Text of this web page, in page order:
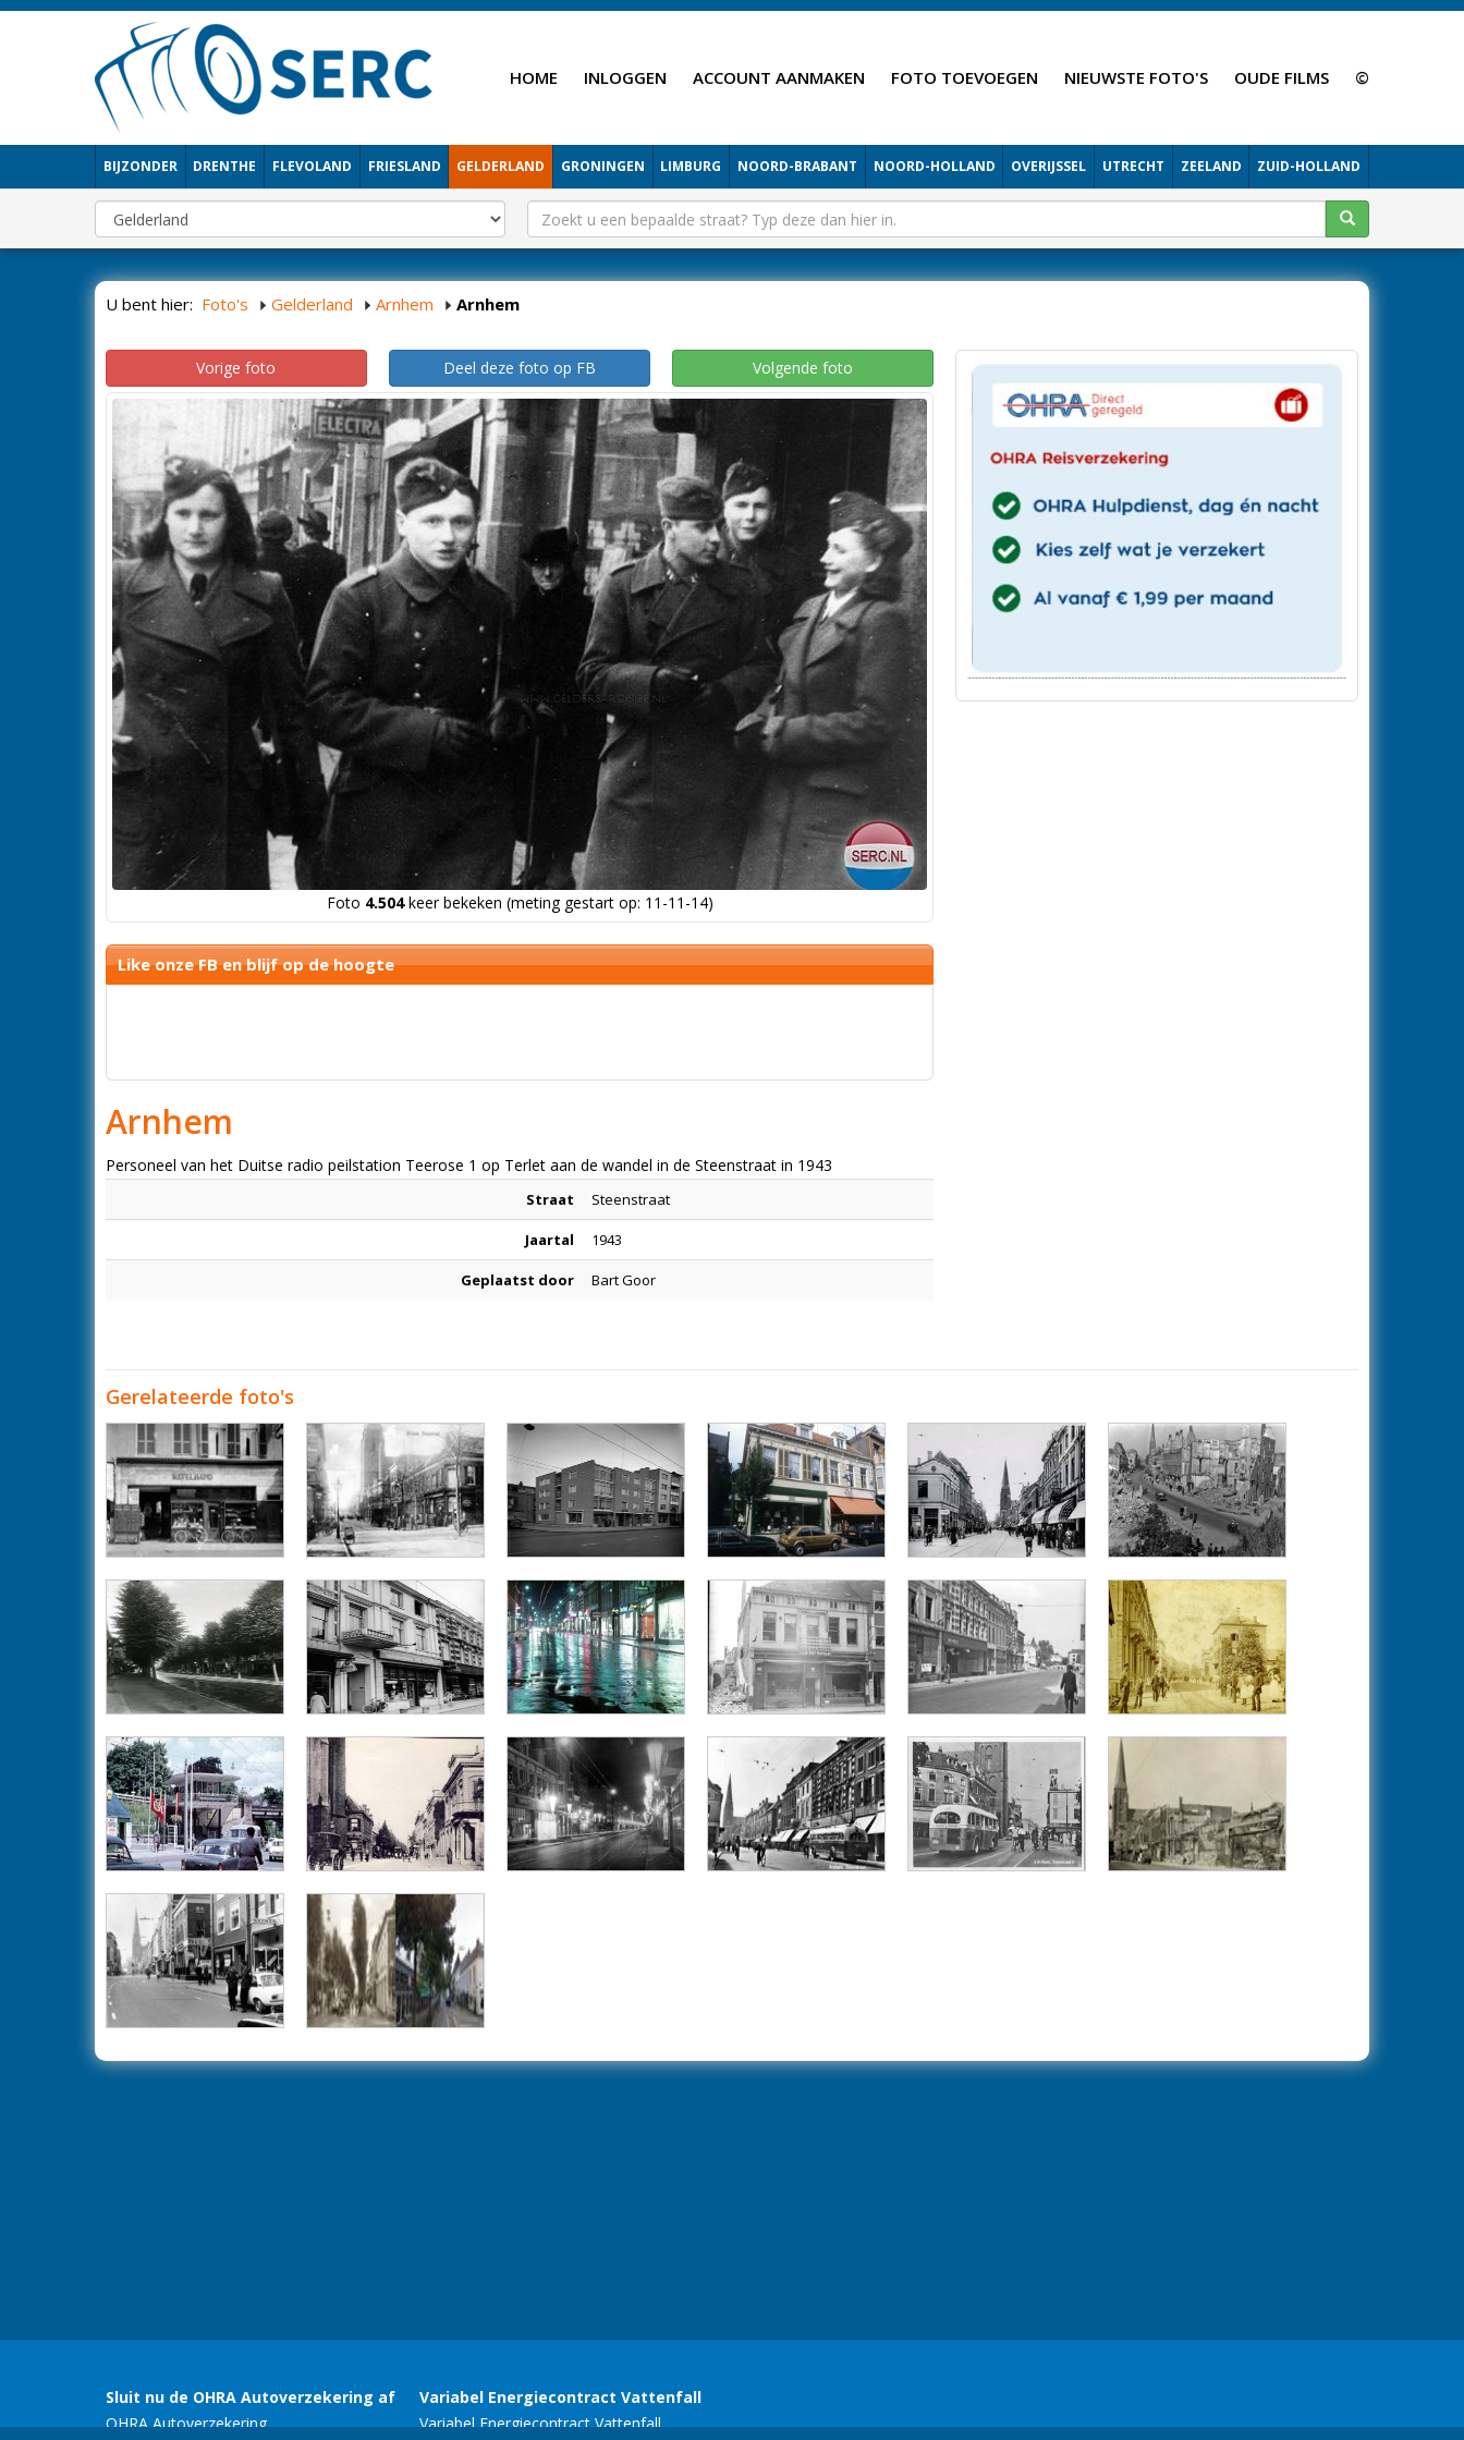
HOME INLOGGEN ACCOUNT AANMAKEN FOTO TOEVOEGEN NIEUWSTE FOTO'S OUDE FILMS ©
BIJZONDER DRENTHE FLEVOLAND FRIESLAND GELDERLAND GRONINGEN LIMBURG NOORD-BRABANT NOORD-HOLLAND OVERIJSSEL UTRECHT ZEELAND ZUID-HOLLAND
U bent hier: Foto's Gelderland Arnhem Arnhem
Vorige foto Deel deze foto op FB Volgende foto
Foto 4.504keer bekeken (meting gestart op: 11-11-14)
Like onze FB en blijf op de hoogte
Arnhem
Personeel van het Duitse radio peilstation Teerose 1 op Terlet aan de wandel in de Steenstraat in 1943
Straat Steenstraat
Jaartal 1943
Geplaatst door Bart Goor
Gerelateerde foto's